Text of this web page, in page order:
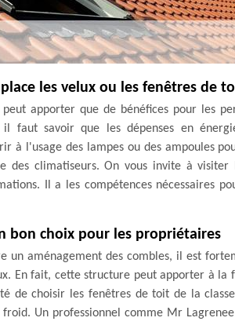
les velux ou les fenêtres de
apporter que de bénéfices pour les
il faut savoir que les dépenses en
à l'usage des lampes ou des ampoules
des climatiseurs. On vous invite à
Il a les compétences nécessaires
bon choix pour les propriétaires
un aménagement des combles, il est
En fait, cette structure peut apporter à la
de choisir les fenêtres de toit de la
Un professionnel comme Mr